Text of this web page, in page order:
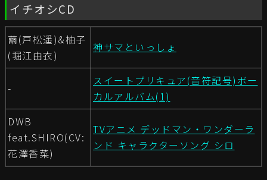
イチオシCD
繭(戸松遥)&柚子
(堀江由衣)
神サマといっしょ
-
スイートプリキュア(音符記号)ボー
カルアルバム(1)
DWB
feat.SHIRO(CV:
花澤香菜)
TVアニメ デッドマン・ワンダーラ
ンド キャラクターソング シロ